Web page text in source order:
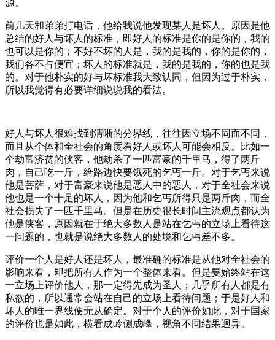
源。
前几天和弟弟打电话，他给我说他发现某人是坏人。原因是他
总结的好人与坏人的标准，即好人的标准是你的是你的，我的
也可以是你的；不好不坏的人是，我的是我的，你的是你的，
我们各不占便宜；坏人的标准就是，我的是我的，你的也是我
的。对于他朴实的好与坏标准我大致认同，但因为过于朴实，
所以我觉得有必要详细说说我的看法。
好人与坏人很难找到清晰的分界线，往往因立场不同而不同，
而且从个体和全社会的角度看好人或坏人可能会相反。比如一
个劫富济贫的侠客，他劫杀了一匹富豪的千里马，得了两斤
肉，自己吃一斤，给路边快要饿死的乞丐一斤。对于乞丐来说
他是菩萨，对于富豪来说他是恶人中的恶人，对于全社会来说
他也是一个十足的坏人，因为他和乞丐所得只是两斤肉，而全
社会损失了一匹千里马。但是在历史很长时间主流观点都认为
他是侠客，原因就在于绝大多数人是站在乞丐的立场上看待这
一问题的，也就是说绝大多数人的处境和乞丐差不多。
评价一个人是好人还是坏人，最准确的标准是从他对全社会的
影响来看，即把所有人作为一个整体来看。但是要始终站在这
一立场上评价他人，那一定得先成为圣人；几乎所有人都是有
私欲的，所以通常会站在自己的立场上看待问题；于是好人和
坏人的唯一界线便无从确定。对于个人的评价如此，对于国家
的评价也是如此，横看成岭侧成峰，视角不同结果迥异。